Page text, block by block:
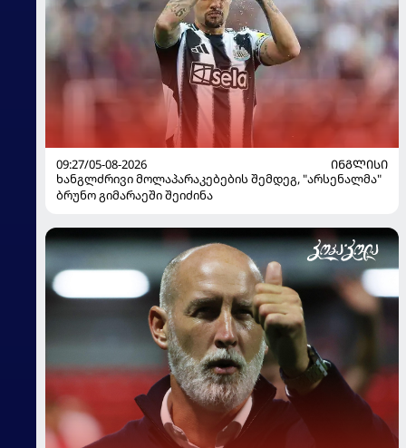
09:27/05-08-2026
ᲘᲜᲒᲚᲘᲡᲘ
ხანგლძრივი მოლაპარაკებების შემდეგ, "არსენალმა"
ბრუნო გიმარაეში შეიძინა